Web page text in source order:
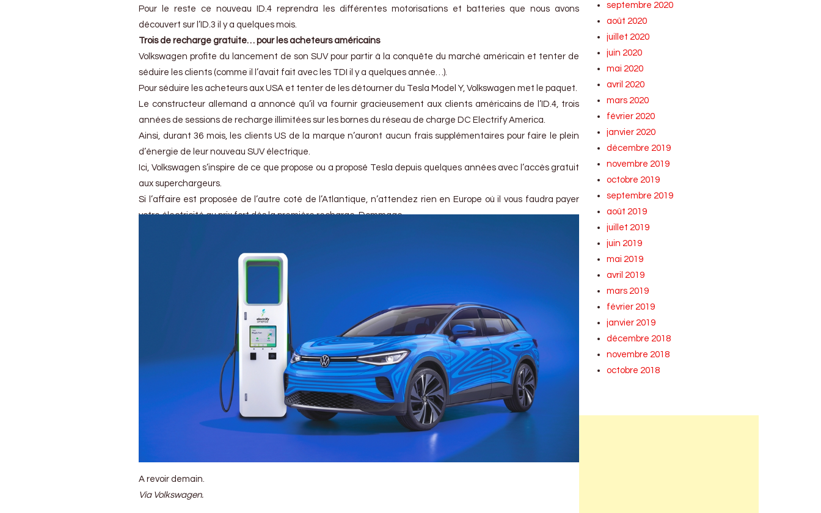
Pour le reste ce nouveau ID.4 reprendra les différentes motorisations et batteries que nous avons
découvert sur l’ID.3 il y a quelques mois.
Trois de recharge gratuite… pour les acheteurs américains
Volkswagen profite du lancement de son SUV pour partir à la conquête du marché américain et tenter de
séduire les clients (comme il l’avait fait avec les TDI il y a quelques année…).
Pour séduire les acheteurs aux USA et tenter de les détourner du Tesla Model Y, Volkswagen met le paquet.
Le constructeur allemand a annoncé qu’il va fournir gracieusement aux clients américains de l’ID.4, trois
années de sessions de recharge illimitées sur les bornes du réseau de charge DC Electrify America.
Ainsi, durant 36 mois, les clients US de la marque n’auront aucun frais supplémentaires pour faire le plein
d’énergie de leur nouveau SUV électrique.
Ici, Volkswagen s’inspire de ce que propose ou a proposé Tesla depuis quelques années avec l’accès gratuit
aux superchargeurs.
Si l’affaire est proposée de l’autre coté de l’Atlantique, n’attendez rien en Europe où il vous faudra payer
votre électricité au prix fort dès la première recharge. Dommage.
A revoir demain.
Via Volkswagen.
septembre 2020
août 2020
juillet 2020
juin 2020
mai 2020
avril 2020
mars 2020
février 2020
janvier 2020
décembre 2019
novembre 2019
octobre 2019
septembre 2019
août 2019
juillet 2019
juin 2019
mai 2019
avril 2019
mars 2019
février 2019
janvier 2019
décembre 2018
novembre 2018
octobre 2018